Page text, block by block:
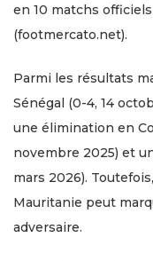
en 10 matchs
(footmercato.net).
Parmi les résultats
Sénégal (0-4, 14
une élimination en
novembre 2025) et
mars 2026).
Mauritanie peut
adversaire.